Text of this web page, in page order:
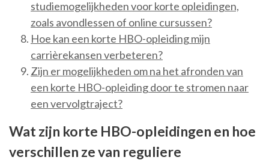
studiemogelijkheden voor korte opleidingen,
zoals avondlessen of online cursussen?
Hoe kan een korte HBO-opleiding mijn
carrièrekansen verbeteren?
Zijn er mogelijkheden om na het afronden van
een korte HBO-opleiding door te stromen naar
een vervolgtraject?
Wat zijn korte HBO-opleidingen en hoe
verschillen ze van reguliere